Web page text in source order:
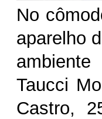
No
aparelho
Taucci
Castro,